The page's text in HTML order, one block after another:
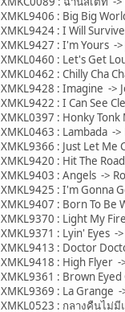
XMKL9406 : Big Big
XMKL9424 : I Will
XMKL9427 : I'm Yours ->
XMKL0460 : Let's Get
XMKL0462 : Chilly Cha
XMKL9428 : Imagine ->
XMKL9422 : I Can See
XMKL0397 : Honky
XMKL0463 : Lambada ->
XMKL9366 : Just Let Me
XMKL9420 : Hit The
XMKL9403 : Angels ->
XMKL9425 : I'm Gonna
XMKL9407 : Born To Be
XMKL9370 : Light My
XMKL9371 : Lyin' Eyes -
XMKL9413 : Doctor
XMKL9418 : High Flyer -
XMKL9361 : Brown
XMKL9369 : La Grange -
XMKL0523 : กลางคืนไม่